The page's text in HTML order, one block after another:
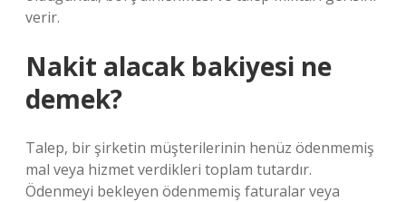
verir.
Nakit alacak bakiyesi ne
demek?
Talep, bir şirketin müşterilerinin henüz ödenmemiş
mal veya hizmet verdikleri toplam tutardır.
Ödenmeyi bekleyen ödenmemiş faturalar veya